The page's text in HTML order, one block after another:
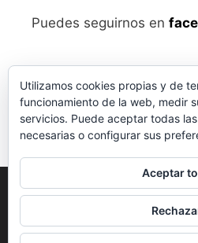
Puedes seguirnos en
Aviso legaly Política
Condiciones
Utilizamos cookies propias y de
funcionamiento de la web, medir
servicios. Puede aceptar todas
necesarias o configurar sus
Aceptar